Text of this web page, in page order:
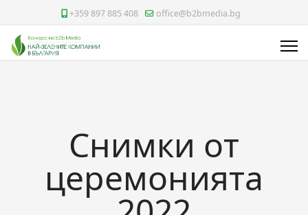
+359 897 885 408 office@b2bmedia.bg
Снимки от
церемонията